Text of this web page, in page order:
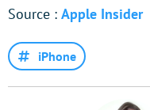
Source : Apple Insider
iPhone